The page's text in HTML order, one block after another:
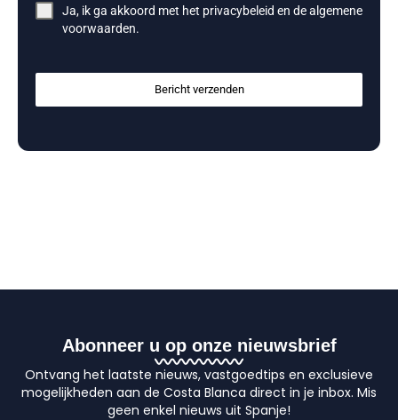
Ja, ik ga akkoord met het privacybeleid en dealgemene
voorwaarden.
Bericht verzenden
Abonneer u op onze nieuwsbrief
Ontvang het laatste nieuws, vastgoedtips en exclusieve
mogelijkheden aan de Costa Blanca direct in je inbox. Mis
geen enkel nieuws uit Spanje!